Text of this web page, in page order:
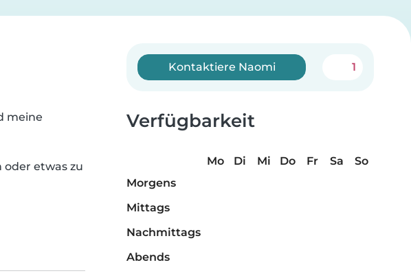
meine
etwas zu
Kontaktiere Naomi 1
Verfügbarkeit
Mo Di Mi Do Fr Sa
So
Morgens
Mittags
Nachmittags
Abends